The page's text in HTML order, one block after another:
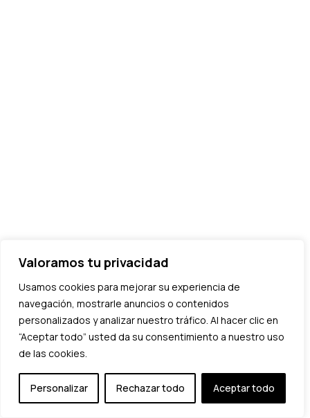
Valoramos tu privacidad
Usamos cookies para mejorar su experiencia de
navegación, mostrarle anuncios o contenidos
personalizados y analizar nuestro tráfico. Al hacer clic en
“Aceptar todo” usted da su consentimiento a nuestro uso
de las cookies.
Personalizar Rechazar todo Aceptar todo